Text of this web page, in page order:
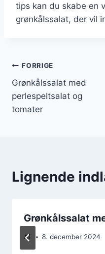
tips kan du skabe en
grønkålssalat, der vil
FORRIGE
Grønkålssalat med
perlespeltsalat og
tomater
Lignende
Grønkålssalat
Af 8. december 2024